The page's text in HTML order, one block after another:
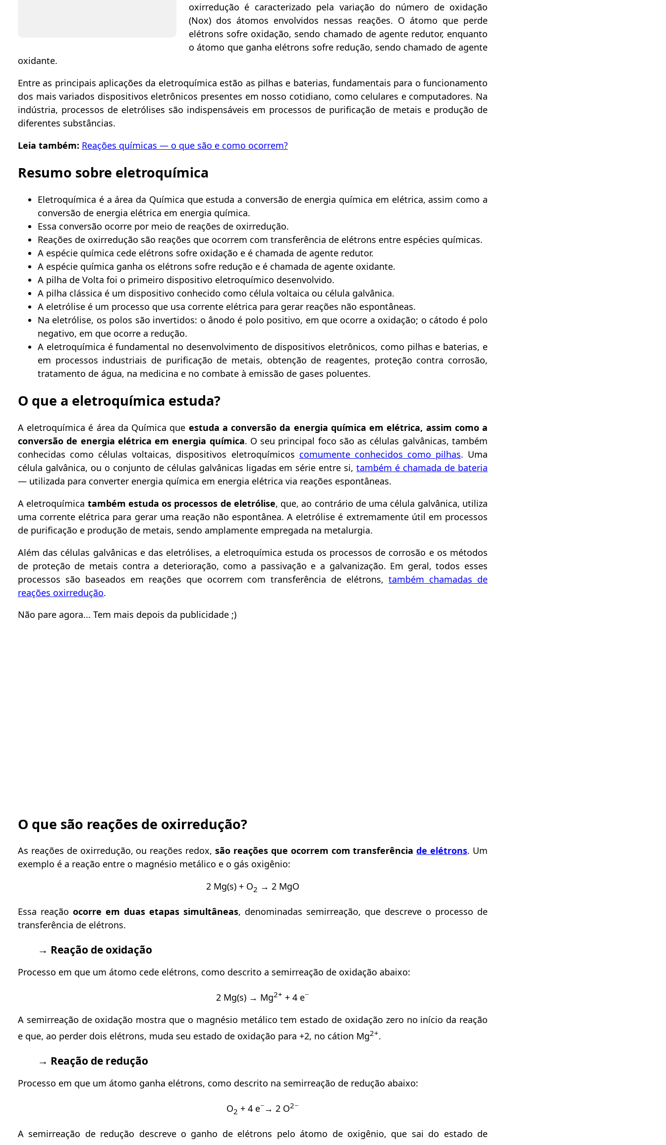
oxirredução é caracterizado pela variação do número de oxidação
(Nox) dos átomos envolvidos nessas reações. O átomo que perde
elétrons sofre oxidação, sendo chamado de agente redutor, enquanto
o átomo que ganha elétrons sofre redução, sendo chamado de agente
oxidante.
Entre as principais aplicações da eletroquímica estão as pilhas e baterias, fundamentais para o funcionamento
dos mais variados dispositivos eletrônicos presentes em nosso cotidiano, como celulares e computadores. Na
indústria, processos de eletrólises são indispensáveis em processos de purificação de metais e produção de
diferentes substâncias.
Leia também: Reações químicas — o que são e como ocorrem?
Resumo sobre eletroquímica
Eletroquímica é a área da Química que estuda a conversão de energia química em elétrica, assim como a
conversão de energia elétrica em energia química.
Essa conversão ocorre por meio de reações de oxirredução.
Reações de oxirredução são reações que ocorrem com transferência de elétrons entre espécies químicas.
A espécie química cede elétrons sofre oxidação e é chamada de agente redutor.
A espécie química ganha os elétrons sofre redução e é chamada de agente oxidante.
A pilha de Volta foi o primeiro dispositivo eletroquímico desenvolvido.
A pilha clássica é um dispositivo conhecido como célula voltaica ou célula galvânica.
A eletrólise é um processo que usa corrente elétrica para gerar reações não espontâneas.
Na eletrólise, os polos são invertidos: o ânodo é polo positivo, em que ocorre a oxidação; o cátodo é polo
negativo, em que ocorre a redução.
A eletroquímica é fundamental no desenvolvimento de dispositivos eletrônicos, como pilhas e baterias, e
em processos industriais de purificação de metais, obtenção de reagentes, proteção contra corrosão,
tratamento de água, na medicina e no combate à emissão de gases poluentes.
O que a eletroquímica estuda?
A eletroquímica é área da Química que estuda a conversão da energia química em elétrica, assim como a
conversão de energia elétrica em energia química. O seu principal foco são as células galvânicas, também
conhecidas como células voltaicas, dispositivos eletroquímicos comumente conhecidos como pilhas. Uma
célula galvânica, ou o conjunto de células galvânicas ligadas em série entre si,também é chamada de bateria
— utilizada para converter energia química em energia elétrica via reações espontâneas.
A eletroquímica também estuda os processos de eletrólise, que, ao contrário de uma célula galvânica, utiliza
uma corrente elétrica para gerar uma reação não espontânea. A eletrólise é extremamente útil em processos
de purificação e produção de metais, sendo amplamente empregada na metalurgia.
Além das células galvânicas e das eletrólises, a eletroquímica estuda os processos de corrosão e os métodos
de proteção de metais contra a deterioração, como a passivação e a galvanização. Em geral, todos esses
processos são baseados em reações que ocorrem com transferência de elétrons,também chamadas de
reações oxirredução.
Não pare agora... Tem mais depois da publicidade ;)
O que são reações de oxirredução?
As reações de oxirredução, ou reações redox,são reações que ocorrem com transferênciade elétrons. Um
exemplo é a reação entre o magnésio metálico e o gás oxigênio:
2 Mg(s) + O2 → 2 MgO
Essa reação ocorre em duas etapas simultâneas, denominadas semirreação, que descreve o processo de
transferência de elétrons.
→ Reação de oxidação
Processo em que um átomo cede elétrons, como descrito a semirreação de oxidação abaixo:
2 Mg(s) → Mg2+ + 4 e−
A semirreação de oxidação mostra que o magnésio metálico tem estado de oxidação zero no início da reação
e que, ao perder dois elétrons, muda seu estado de oxidação para +2, no cátion Mg2+.
→ Reação de redução
Processo em que um átomo ganha elétrons, como descrito na semirreação de redução abaixo:
O2 + 4 e−→ 2 O2−
A semirreação de redução descreve o ganho de elétrons pelo átomo de oxigênio, que sai do estado de